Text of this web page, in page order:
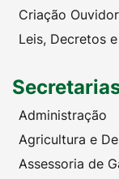
Criação
Leis, Decretos
Administração
Agricultura e
Assessoria de